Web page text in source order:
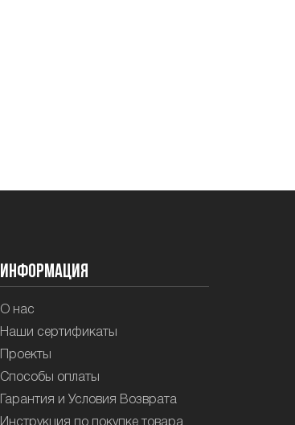
Информация
О нас
Наши сертификаты
Проекты
Способы оплаты
Гарантия и Условия Возврата